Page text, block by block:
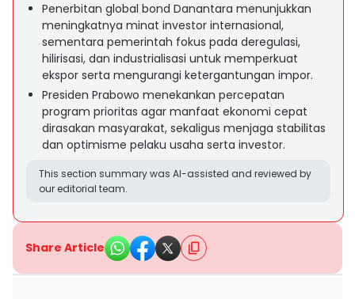
Penerbitan global bond Danantara menunjukkan
meningkatnya minat investor internasional,
sementara pemerintah fokus pada deregulasi,
hilirisasi, dan industrialisasi untuk memperkuat
ekspor serta mengurangi ketergantungan impor.
Presiden Prabowo menekankan percepatan
program prioritas agar manfaat ekonomi cepat
dirasakan masyarakat, sekaligus menjaga stabilitas
dan optimisme pelaku usaha serta investor.
This section summary was AI-assisted and reviewed by
our editorial team.
Share Article